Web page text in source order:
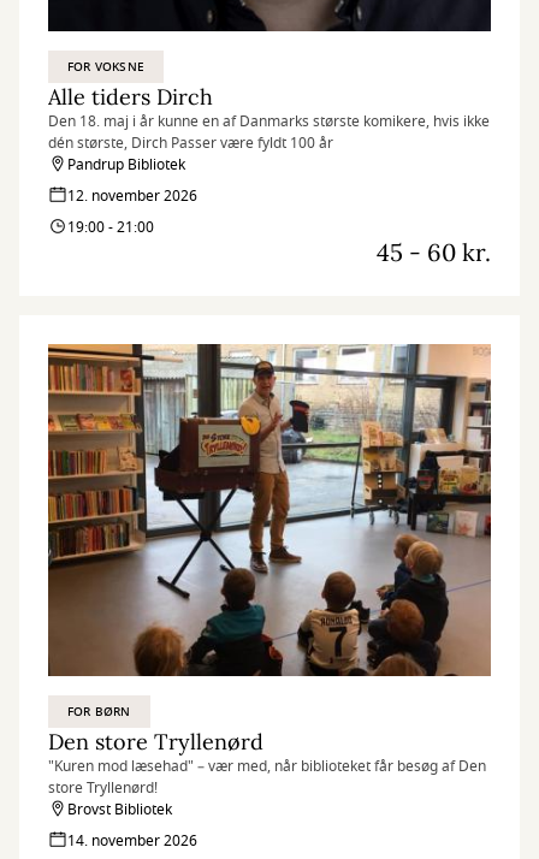
FOR VOKSNE
Alle tiders Dirch
Den 18. maj i år kunne en af Danmarks største komikere, hvis ikke
dén største, Dirch Passer være fyldt 100 år
Pandrup Bibliotek
12. november 2026
19:00 - 21:00
45 - 60 kr.
FOR BØRN
Den store Tryllenørd
"Kuren mod læsehad" – vær med, når biblioteket får besøg af Den
store Tryllenørd!
Brovst Bibliotek
14. november 2026